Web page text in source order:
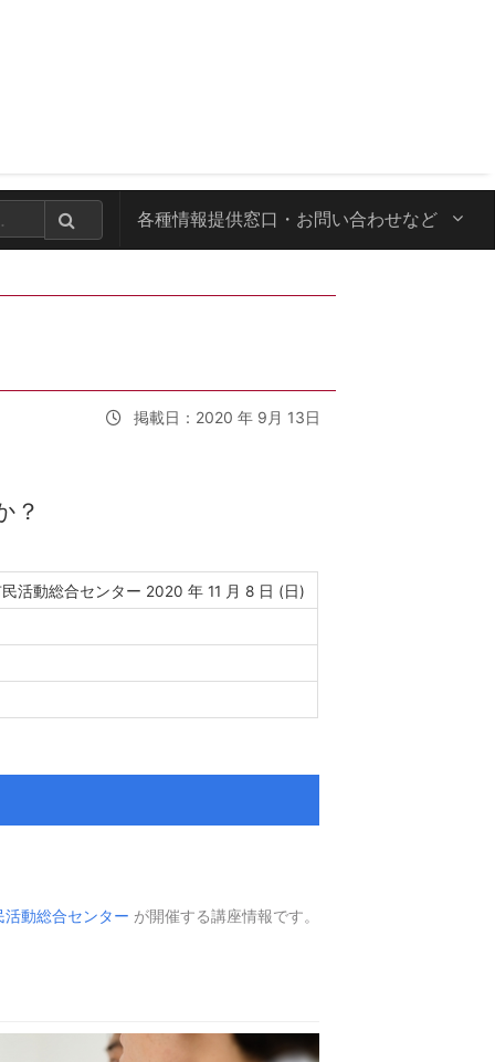
各種情報提供窓口・ お問い合わせなど
掲載日：2020 年 9月 13日
？
活動総合センター 2020 年 11 月 8 日 (日)
活動総合センター が開催する講座情報です。